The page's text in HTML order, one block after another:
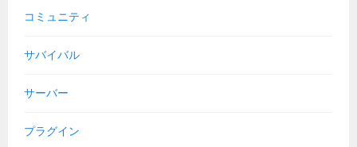
コミュニティ
サバイバル
サーバー
プラグイン